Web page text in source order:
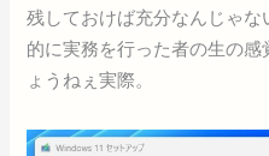
残しておけば充分なんじゃ
的に実務を行った者の生の
ょうねぇ実際。